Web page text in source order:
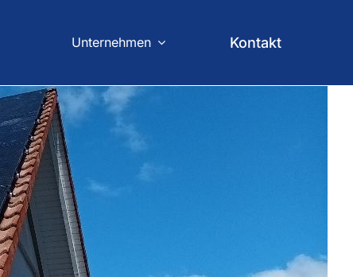
Unternehmen Kontakt